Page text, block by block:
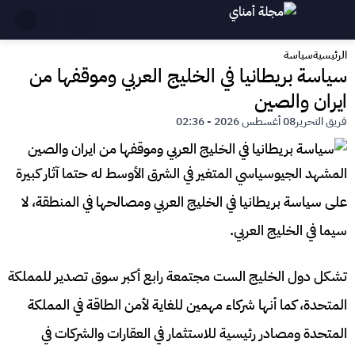
الرئيسيةسياسة
سياسة بريطانيا في الخليج العربي وموقفها من
ايران والصين
فريق التحرير08 أغسطس 2026 - 02:36
المشهد الجيوسياسي المتغير في الشرق الأوسط له حتما آثار كبيرة
على سياسة بريطانيا في الخليج العربي ومصالحها في المنطقة، لا
سيما في الخليج العربي.
تشكل دول الخليج الست مجتمعة رابع أكبر سوق تصدير للمملكة
المتحدة، كما أنها شركاء مهمين للغاية لأمن الطاقة في المملكة
المتحدة ومصادر رئيسية للاستثمار في العقارات والشركات في